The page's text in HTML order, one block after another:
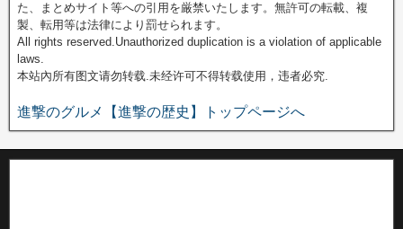
た、まとめサイト等への引用を厳禁いたします。無許可の転載、複
製、転用等は法律により罰せられます。
All rights reserved.Unauthorized duplication is a violation of applicable
laws.
本站內所有图文请勿转载.未经许可不得转载使用，违者必究.
進撃のグルメ【進撃の歴史】トップページへ